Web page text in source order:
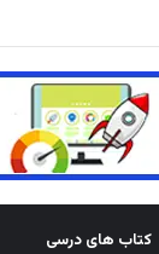
کتاب های درسی